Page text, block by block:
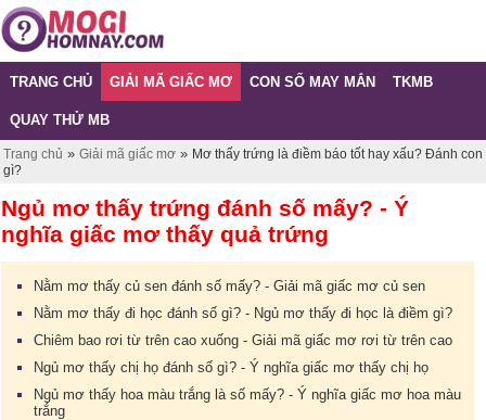
TRANG CHỦ GIẢI MÃ GIẤC MƠ CON SỐ MAY MẮN TKMB
QUAY THỬ MB
Trang chủ » Giải mã giấc mơ » Mơ thấy trứng là điềm báo tốt hay xấu? Đánh con
gì?
Ngủ mơ thấy trứng đánh số mấy? - Ý
nghĩa giấc mơ thấy quả trứng
Nằm mơ thấy củ sen đánh số mấy? - Giải mã giấc mơ củ sen
Nằm mơ thấy đi học đánh số gì? - Ngủ mơ thấy đi học là điềm gì?
Chiêm bao rơi từ trên cao xuống - Giải mã giấc mơ rơi từ trên cao
Ngủ mơ thấy chị họ đánh số gì? - Ý nghĩa giấc mơ thấy chị họ
Ngủ mơ thấy hoa màu trắng là số mấy? - Ý nghĩa giấc mơ hoa màu
trắng